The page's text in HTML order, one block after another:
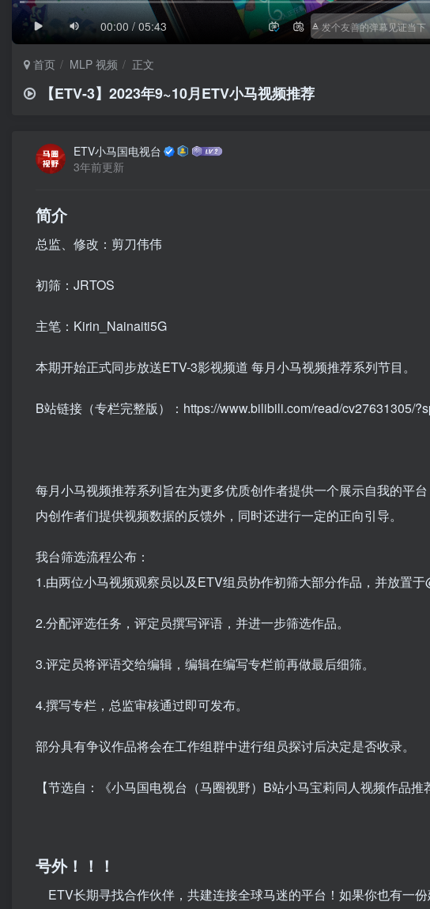
00:00 / 05:43
首页 MLP 视频 正文
【ETV-3】2023年9~10月ETV小马视频推荐
ETV小马国电视台
3年前更新
简介
总监、修改：剪刀伟伟
初筛：JRTOS
主笔：Kirin_Nainaiti5G
本期开始正式同步放送ETV-3影视频道 每月小马视频推荐系列节目。
B站链接（专栏完整版）：https://www.bilibili.com/read/cv27631305/
每月小马视频推荐系列旨在为更多优质创作者提供一个展示自我的平
内创作者们提供视频数据的反馈外，同时还进行一定的正向引导。
我台筛选流程公布：
1.由两位小马视频观察员以及ETV组员协作初筛大部分作品，并放置于
2.分配评选任务，评定员撰写评语，并进一步筛选作品。
3.评定员将评语交给编辑，编辑在编写专栏前再做最后细筛。
4.撰写专栏，总监审核通过即可发布。
部分具有争议作品将会在工作组群中进行组员探讨后决定是否收录。
【节选自：《小马国电视台（马圈视野）B站小马宝莉同人视频作品推
号外！！！
ETV长期寻找合作伙伴，共建连接全球马迷的平台！如果你也有一